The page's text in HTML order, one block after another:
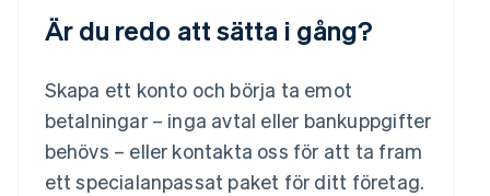
Är du redo att sätta i gång?
Skapa ett konto och börja ta emot
betalningar – inga avtal eller bankuppgifter
behövs – eller kontakta oss för att ta fram
ett specialanpassat paket för ditt företag.
Français Deutsch English
Malta
English
Mexiko
Español English
Nederländerna